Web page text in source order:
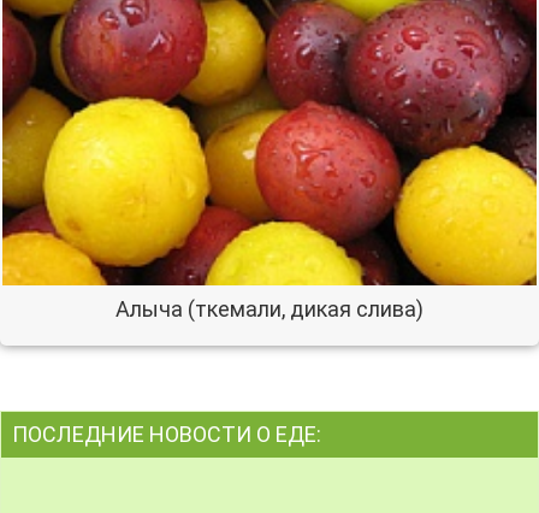
Алыча (ткемали, дикая слива)
ПОСЛЕДНИЕ НОВОСТИ О ЕДЕ: